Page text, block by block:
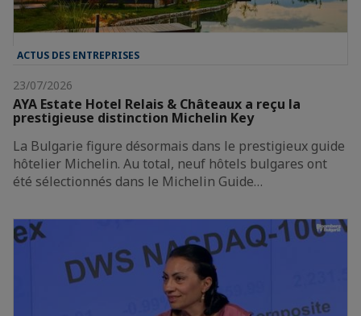
ACTUS DES ENTREPRISES
23/07/2026
AYA Estate Hotel Relais & Châteaux a reçu la
prestigieuse distinction Michelin Key
La Bulgarie figure désormais dans le prestigieux guide
hôtelier Michelin. Au total, neuf hôtels bulgares ont
été sélectionnés dans le Michelin Guide…